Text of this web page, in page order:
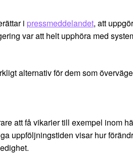
i pressmeddelandet, att
var att helt upphöra med
alternativ för dem som
att få vikarier till exempel inom
uppföljningstiden visar hur